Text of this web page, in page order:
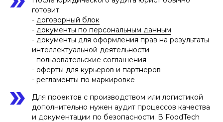
готовит:
- договорный блок
- документы по персональным данным
- документы для оформления прав на результаты
интеллектуальной деятельности
- пользовательские соглашения
- оферты для курьеров и партнеров
- регламенты по маркировке
Для проектов с производством или логистикой
дополнительно нужен аудит процессов качества
и документации по безопасности. В FoodTech